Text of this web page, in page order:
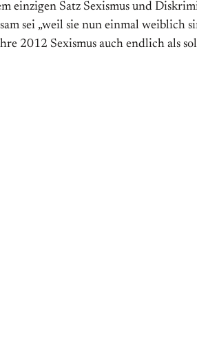
Satz Sexismus und
sei „weil sie nun einmal weiblich
2012 Sexismus auch endlich als